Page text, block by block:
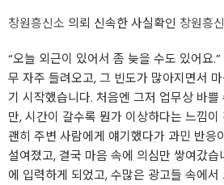
창원흥신소 의뢰 신속한 사실확인 창원흥
“오늘 외근이 있어서 좀 늦을 수도 있어요
무 자주 들려오고, 그 빈도가 많아지면서 마
기 시작했습니다. 처음엔 그저 업무상 바
만, 시간이 갈수록 뭔가 이상하다는 느낌
괜히 주변 사람에게 얘기했다가 과민 반응
설여졌고, 결국 마음 속에 의심만 쌓여갔
에 입력하게 되었고, 수많은 광고들 속에